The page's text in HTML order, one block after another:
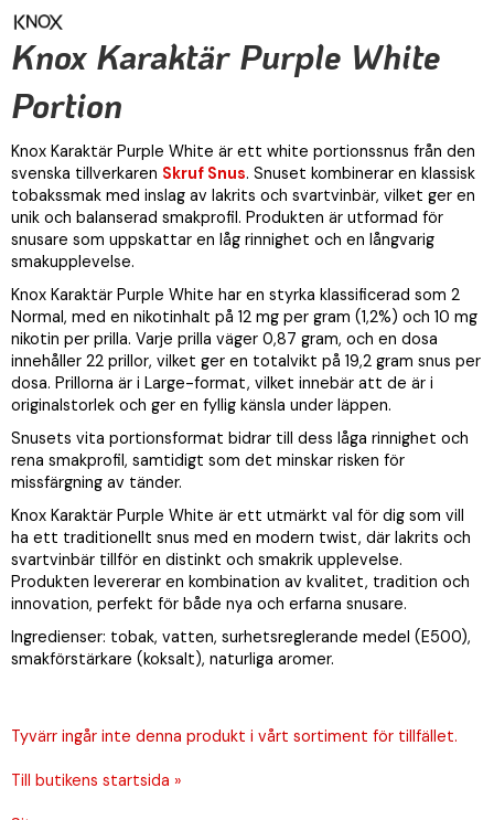
Knox Karaktär Purple White
Portion
Knox Karaktär Purple White är ett white portionssnus från den
svenska tillverkaren Skruf Snus. Snuset kombinerar en klassisk
tobakssmak med inslag av lakrits och svartvinbär, vilket ger en
unik och balanserad smakprofil. Produkten är utformad för
snusare som uppskattar en låg rinnighet och en långvarig
smakupplevelse.
Knox Karaktär Purple White har en styrka klassificerad som 2
Normal, med en nikotinhalt på 12 mg per gram (1,2%) och 10 mg
nikotin per prilla. Varje prilla väger 0,87 gram, och en dosa
innehåller 22 prillor, vilket ger en totalvikt på 19,2 gram snus per
dosa. Prillorna är i Large-format, vilket innebär att de är i
originalstorlek och ger en fyllig känsla under läppen.
Snusets vita portionsformat bidrar till dess låga rinnighet och
rena smakprofil, samtidigt som det minskar risken för
missfärgning av tänder.
Knox Karaktär Purple White är ett utmärkt val för dig som vill
ha ett traditionellt snus med en modern twist, där lakrits och
svartvinbär tillför en distinkt och smakrik upplevelse.
Produkten levererar en kombination av kvalitet, tradition och
innovation, perfekt för både nya och erfarna snusare.
Ingredienser: tobak, vatten, surhetsreglerande medel (E500),
smakförstärkare (koksalt), naturliga aromer.
Tyvärr ingår inte denna produkt i vårt sortiment för tillfället.
Till butikens startsida »